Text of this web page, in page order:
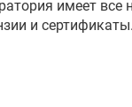
имеет все
и